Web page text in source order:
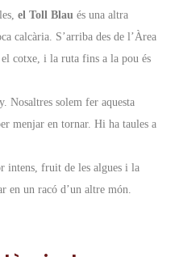
el Toll Blau és una altra
calcària. S’arriba des de l’Àrea
cotxe, i la ruta fins a la pou és
Nosaltres solem fer aquesta
menjar en tornar. Hi ha taules a
intens, fruit de les algues i la
en un racó d’un altre món.